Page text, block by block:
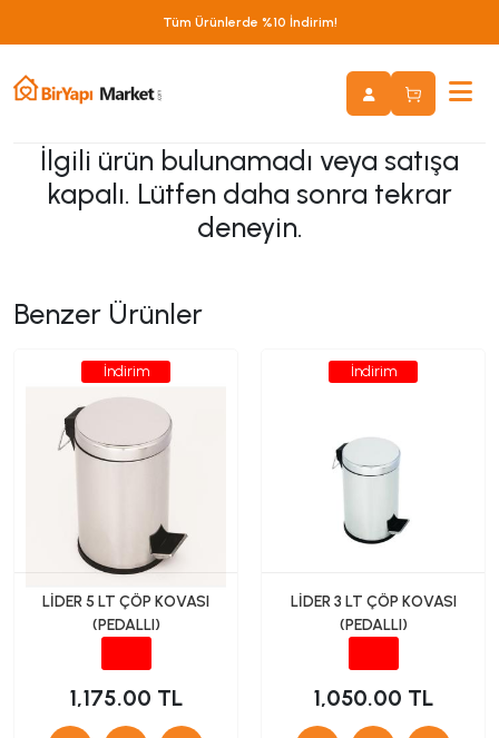
Tüm Ürünlerde %10 İndirim!
İlgili ürün bulunamadı veya satışa
kapalı. Lütfen daha sonra tekrar
deneyin.
Benzer Ürünler
İndirim
LİDER 5 LT ÇÖP KOVASI
(PEDALLI)
1,175.00 TL
İndirim
LİDER 3 LT ÇÖP KOVASI
(PEDALLI)
1,050.00 TL